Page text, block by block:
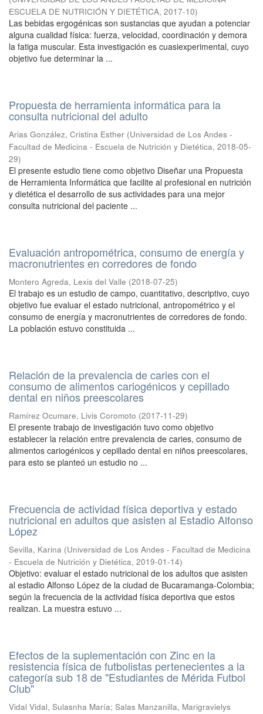
ESCUELA DE NUTRICIÓN Y DIETÉTICA, 2017-10)
Las bebidas ergogénicas son sustancias que ayudan a potenciar
alguna cualidad física: fuerza, velocidad, coordinación y demora
la fatiga muscular. Esta investigación es cuasiexperimental, cuyo
objetivo fue determinar la ...
Propuesta de herramienta informática para la
consulta nutricional del adulto
Arias González, Cristina Esther (Universidad de Los Andes -
Facultad de Medicina - Escuela de Nutrición y Dietética, 2018-05-
29)
El presente estudio tiene como objetivo Diseñar una Propuesta
de Herramienta Informática que facilite al profesional en nutrición
y dietética el desarrollo de sus actividades para una mejor
consulta nutricional del paciente ...
Evaluación antropométrica, consumo de energía y
macronutrientes en corredores de fondo
Montero Agreda, Lexis del Valle (2018-07-25)
El trabajo es un estudio de campo, cuantitativo, descriptivo, cuyo
objetivo fue evaluar el estado nutricional, antropométrico y el
consumo de energía y macronutrientes de corredores de fondo.
La población estuvo constituida ...
Relación de la prevalencia de caries con el
consumo de alimentos cariogénicos y cepillado
dental en niños preescolares
Ramírez Ocumare, Livis Coromoto (2017-11-29)
El presente trabajo de investigación tuvo como objetivo
establecer la relación entre prevalencia de caries, consumo de
alimentos cariogénicos y cepillado dental en niños preescolares,
para esto se planteó un estudio no ...
Frecuencia de actividad física deportiva y estado
nutricional en adultos que asisten al Estadio Alfonso
López
Sevilla, Karina (Universidad de Los Andes - Facultad de Medicina
- Escuela de Nutrición y Dietética, 2019-01-14)
Objetivo: evaluar el estado nutricional de los adultos que asisten
al estadio Alfonso López de la ciudad de Bucaramanga-Colombia;
según la frecuencia de la actividad física deportiva que estos
realizan. La muestra estuvo ...
Efectos de la suplementación con Zinc en la
resistencia física de futbolistas pertenecientes a la
categoría sub 18 de "Estudiantes de Mérida Futbol
Club"
Vidal Vidal, Sulasnha María; Salas Manzanilla, Marigravielys